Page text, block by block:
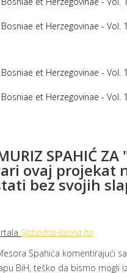
et Herzegovinae - Vol.
et Herzegovinae - Vol.
et Herzegovinae - Vol.
SPAHIĆ ZA
ovaj projekat
bez svojih
Slobodna-bosna.ba
Spahića komentirajući
BiH, teško da bismo mogli